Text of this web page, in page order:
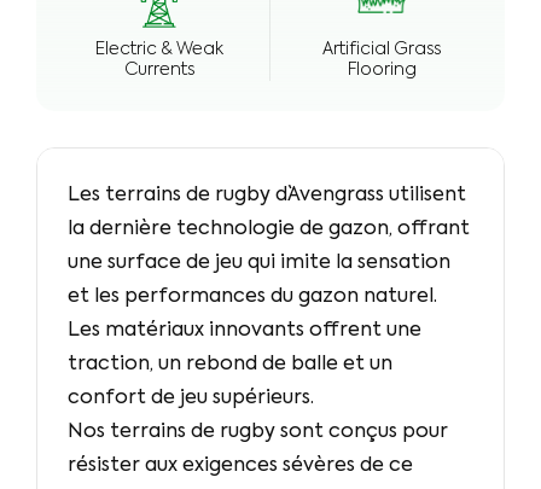
Electric & Weak
Currents
Artificial Grass
Flooring
Les terrains de rugby d`Avengrass utilisent
la dernière technologie de gazon, offrant
une surface de jeu qui imite la sensation
et les performances du gazon naturel.
Les matériaux innovants offrent une
traction, un rebond de balle et un
confort de jeu supérieurs.
Nos terrains de rugby sont conçus pour
résister aux exigences sévères de ce